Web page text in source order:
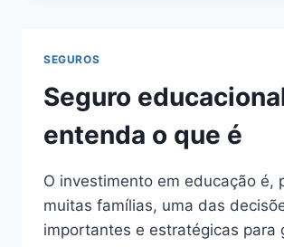
RAZÕES
E
COMO
SE
SEGUROS
Seguro
entenda o que é
O investimento em educação é,
muitas famílias, uma das
importantes e estratégicas para